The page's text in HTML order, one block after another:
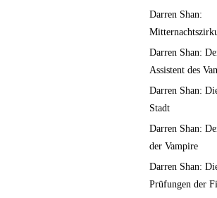
Darren Shan:
Darren Shan:
Assistent des
Darren Shan:
Stadt
Darren Shan:
der Vampire
Darren Shan:
Prüfungen der